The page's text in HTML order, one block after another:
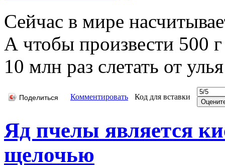
Сейчас в мире
А чтобы произвести 500
10 млн раз слетать от
Поделиться Комментировать Код для вставки
Яд пчелы является
щелочью